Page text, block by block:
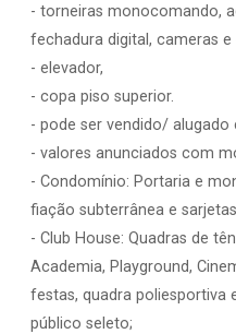
- torneiras monocomando,
fechadura digital, cameras
- elevador,
- copa piso superior.
- pode ser vendido/
- valores anunciados com
- Condomínio: Portaria e
fiação subterrânea e
- Club House: Quadras de
Academia, Playground,
festas, quadra poliesportiva
público seleto;